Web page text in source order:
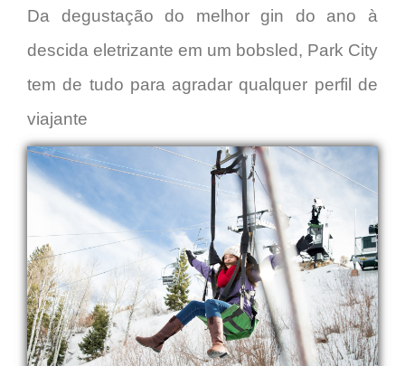
Da degustação do melhor gin do ano à
descida eletrizante em um bobsled, Park City
tem de tudo para agradar qualquer perfil de
viajante